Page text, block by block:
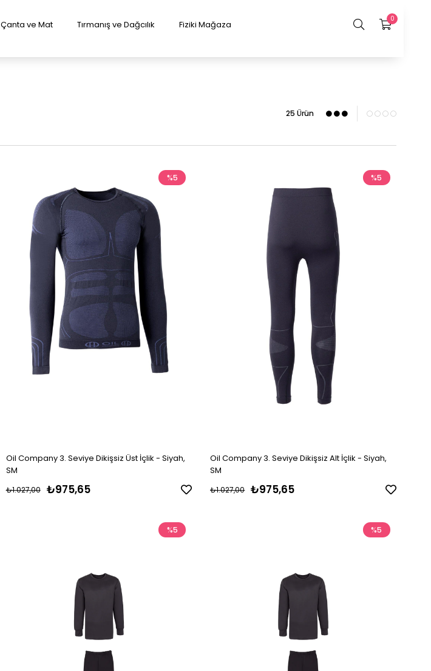
0
Çanta ve Mat Tırmanış ve Dağcılık Fiziki Mağaza
25 Ürün
Oil Company 3. Seviye Dikişsiz Üst İçlik - Siyah,
SM
₺975,65
₺1.027,00
%5
Oil Company 3. Seviye Dikişsiz Alt İçlik - Siyah,
SM
₺975,65
₺1.027,00
%5
%5 %5